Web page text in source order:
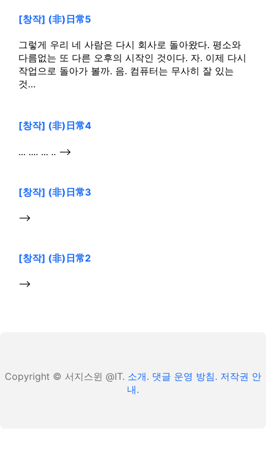
[창작] (非)日常5
그렇게 우리 네 사람은 다시 회사로 돌아왔다. 평소와
다름없는 또 다른 오후의 시작인 것이다. 자. 이제 다시
작업으로 돌아가 볼까. 음. 컴퓨터는 무사히 잘 있는
것…
[창작] (非)日常4
... .... ... .. -->
[창작] (非)日常3
-->
[창작] (非)日常2
-->
Copyright © 서지스윈 @IT. 소개. 댓글 운영 방침. 저작권 안
내.